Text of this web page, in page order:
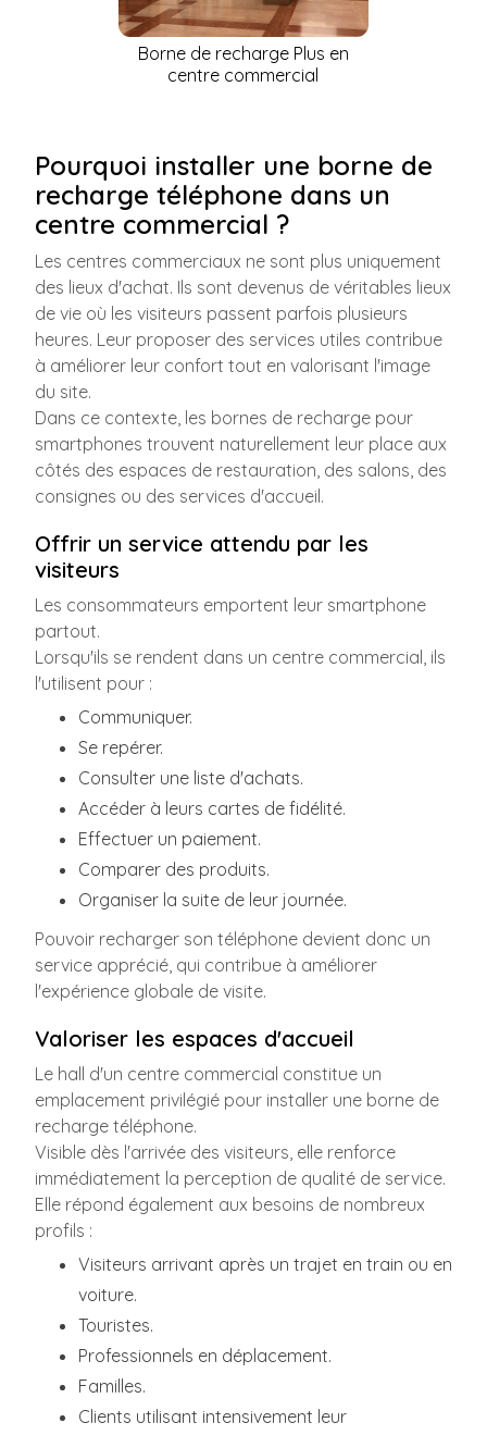
Borne de recharge Plus en
centre commercial
Pourquoi installer une borne de
recharge téléphone dans un
centre commercial ?
Les centres commerciaux ne sont plus uniquement
des lieux d'achat. Ils sont devenus de véritables lieux
de vie où les visiteurs passent parfois plusieurs
heures. Leur proposer des services utiles contribue
à améliorer leur confort tout en valorisant l'image
du site.
Dans ce contexte, les bornes de recharge pour
smartphones trouvent naturellement leur place aux
côtés des espaces de restauration, des salons, des
consignes ou des services d'accueil.
Offrir un service attendu par les
visiteurs
Les consommateurs emportent leur smartphone
partout.
Lorsqu'ils se rendent dans un centre commercial, ils
l'utilisent pour :
Communiquer.
Se repérer.
Consulter une liste d'achats.
Accéder à leurs cartes de fidélité.
Effectuer un paiement.
Comparer des produits.
Organiser la suite de leur journée.
Pouvoir recharger son téléphone devient donc un
service apprécié, qui contribue à améliorer
l'expérience globale de visite.
Valoriser les espaces d'accueil
Le hall d'un centre commercial constitue un
emplacement privilégié pour installer une borne de
recharge téléphone.
Visible dès l'arrivée des visiteurs, elle renforce
immédiatement la perception de qualité de service.
Elle répond également aux besoins de nombreux
profils :
Visiteurs arrivant après un trajet en train ou en
voiture.
Touristes.
Professionnels en déplacement.
Familles.
Clients utilisant intensivement leur